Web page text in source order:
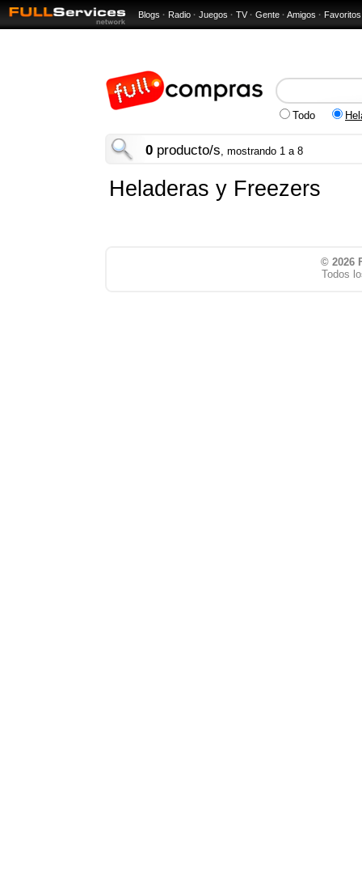
Blogs · Radio · Juegos · TV · Gente · Amigos · Favoritos
Todo
0 producto/s, mostrando 1 a 8
Heladeras y Freezers
© 2026
Todos